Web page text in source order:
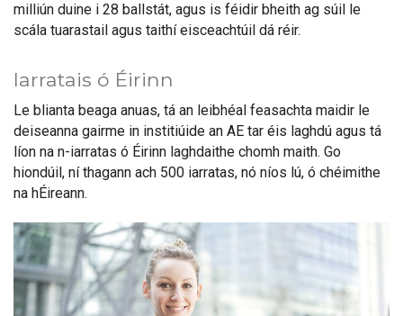
milliún duine i 28 ballstát, agus is féidir bheith ag súil le
scála tuarastail agus taithí eisceachtúil dá réir.
Iarratais ó Éirinn
Le blianta beaga anuas, tá an leibhéal feasachta maidir le
deiseanna gairme in institiúide an AE tar éis laghdú agus tá
líon na n-iarratas ó Éirinn laghdaithe chomh maith. Go
hiondúil, ní thagann ach 500 iarratas, nó níos lú, ó chéimithe
na hÉireann.